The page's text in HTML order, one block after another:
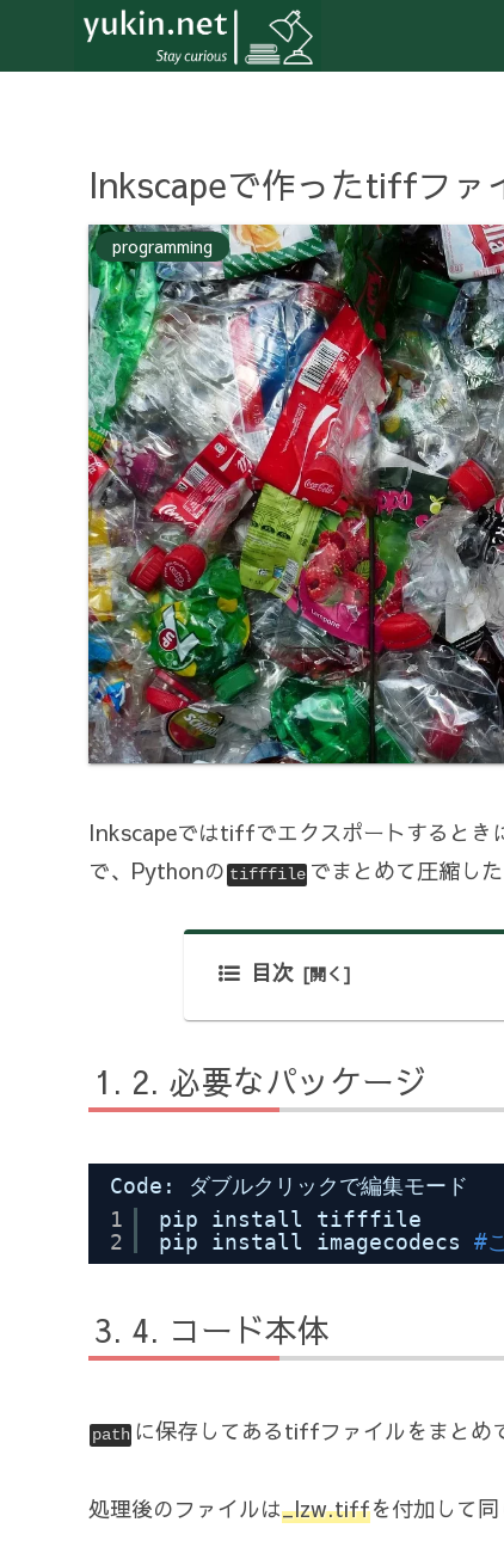
Inkscapeで作ったtiffファ
programming
Inkscapeではtiffでエクスポートするとき
で、Pythonの tifffile でまとめて圧縮し
目次
必要なパッケージ
Code: ダブルクリックで編集モード
1
2
pip install tifffile
pip install imagecodecs #
コード本体
path に保存してあるtiffファイルをまとめ
処理後のファイルは_lzw.tiffを付加して